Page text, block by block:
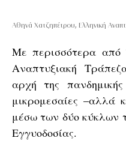
Αθηνά Χατζηπέτρου, Ελληνική
Με περισσότερα από
Αναπτυξιακή
αρχή της
μικρομεσαίες –αλλά
μέσω των δύο κύκλων
Εγγυοδοσίας.